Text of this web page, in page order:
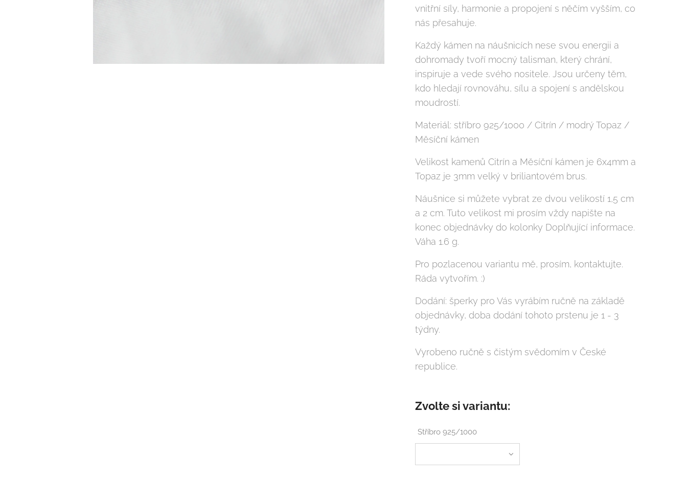
vnitřní síly, harmonie a propojení s něčím vyšším, co
nás přesahuje.
Každý kámen na náušnicích nese svou energii a
dohromady tvoří mocný talisman, který chrání,
inspiruje a vede svého nositele. Jsou určeny těm,
kdo hledají rovnováhu, sílu a spojení s andělskou
moudrostí.
Materiál: stříbro 925/1000 / Citrín / modrý Topaz /
Měsíční kámen
Velikost kamenů Citrín a Měsíční kámen je 6x4mm a
Topaz je 3mm velký v briliantovém brus.
Náušnice si můžete vybrat ze dvou velikostí 1,5 cm
a 2 cm. Tuto velikost mi prosím vždy napište na
konec objednávky do kolonky Doplňující informace.
Váha 1.6 g.
Pro pozlacenou variantu mě, prosím, kontaktujte.
Ráda vytvořím. :)
Dodání: šperky pro Vás vyrábím ručně na základě
objednávky, doba dodání tohoto prstenu je 1 - 3
týdny.
Vyrobeno ručně s čistým svědomím v České
republice.
Zvolte si variantu:
Stříbro 925/1000